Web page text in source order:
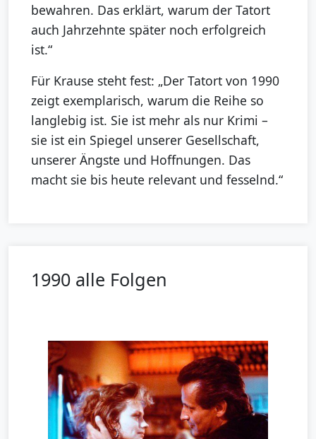
bewahren. Das erklärt, warum der Tatort
auch Jahrzehnte später noch erfolgreich
ist.“
Für Krause steht fest: „Der Tatort von 1990
zeigt exemplarisch, warum die Reihe so
langlebig ist. Sie ist mehr als nur Krimi –
sie ist ein Spiegel unserer Gesellschaft,
unserer Ängste und Hoffnungen. Das
macht sie bis heute relevant und fesselnd.“
1990 alle Folgen